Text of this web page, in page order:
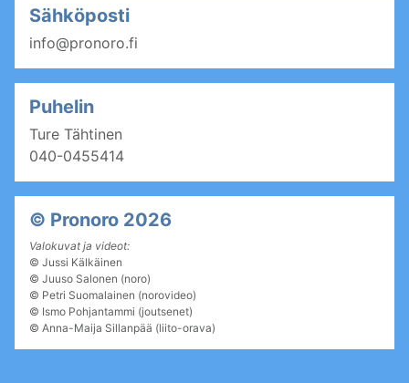
Sähköposti
info@pronoro.fi
Puhelin
Ture Tähtinen
040-0455414
© Pronoro 2026
Valokuvat ja videot:
© Jussi Kälkäinen
© Juuso Salonen (noro)
© Petri Suomalainen (norovideo)
© Ismo Pohjantammi (joutsenet)
© Anna-Maija Sillanpää (liito-orava)